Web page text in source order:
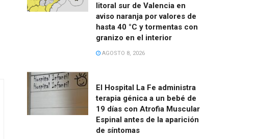
litoral sur de Valencia en
aviso naranja por valores de
hasta 40 °C y tormentas con
granizo en el interior
AGOSTO 8, 2026
El Hospital La Fe administra
terapia génica a un bebé de
19 días con Atrofia Muscular
Espinal antes de la aparición
de síntomas